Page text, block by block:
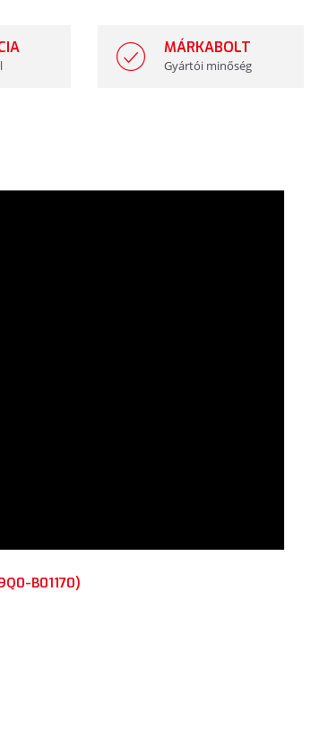
MÁRKABOLT
Gyártói minőség
B01170)